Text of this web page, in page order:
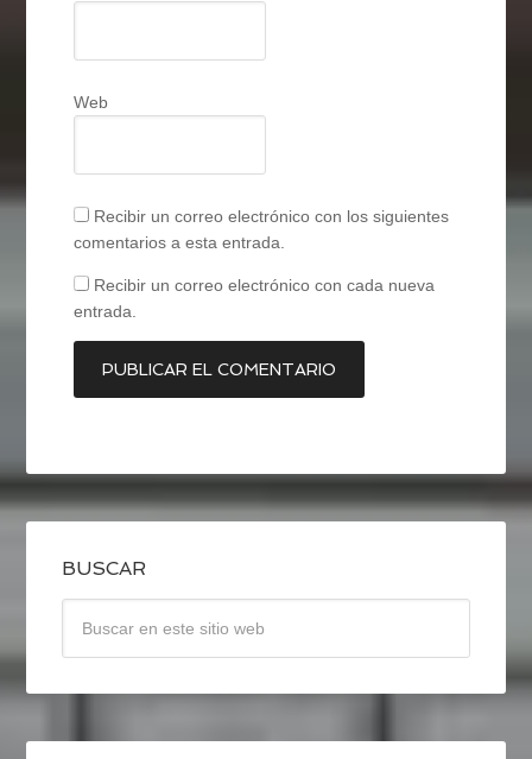
Web
Recibir un correo electrónico con los siguientes
comentarios a esta entrada.
Recibir un correo electrónico con cada nueva
entrada.
BUSCAR